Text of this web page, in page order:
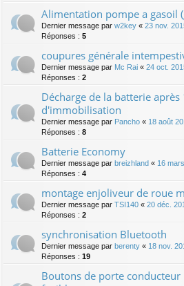
Alimentation pompe a gasoil
Dernier message par w2key « 23 nov.
Réponses : 5
coupures générale
Dernier message par Mc Rai « 24 oct.
Réponses : 2
Décharge de la batterie
d'immobilisation
Dernier message par Pancho « 18 août
Réponses : 8
Batterie Economy
Dernier message par breizhland « 16
Réponses : 4
montage enjoliveur de roue
Dernier message par TSI140 « 20 déc.
Réponses : 2
synchronisation Bluetooth
Dernier message par berenty « 18 nov.
Réponses : 19
Boutons de porte conducteur